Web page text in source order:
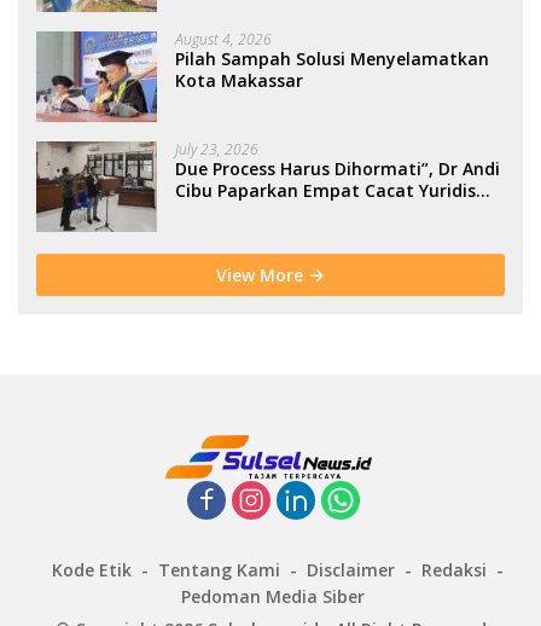
August 4, 2026
Pilah Sampah Solusi Menyelamatkan
Kota Makassar
July 23, 2026
Due Process Harus Dihormati”, Dr Andi
Cibu Paparkan Empat Cacat Yuridis
View More
Kode Etik Tentang Kami Disclaimer
Redaksi
Pedoman Media Siber